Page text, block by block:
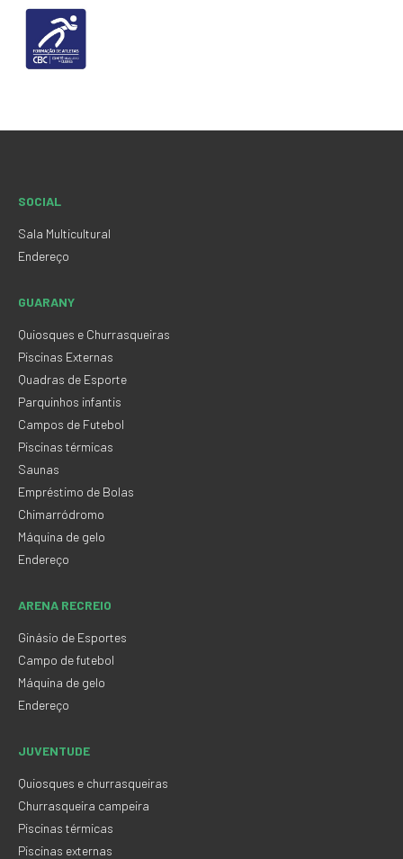
SOCIAL
Sala Multicultural
Endereço
GUARANY
Quiosques e Churrasqueiras
Piscinas Externas
Quadras de Esporte
Parquinhos infantis
Campos de Futebol
Piscinas térmicas
Saunas
Empréstimo de Bolas
Chimarródromo
Máquina de gelo
Endereço
ARENA RECREIO
Ginásio de Esportes
Campo de futebol
Máquina de gelo
Endereço
JUVENTUDE
Quiosques e churrasqueiras
Churrasqueira campeira
Piscinas térmicas
Piscinas externas